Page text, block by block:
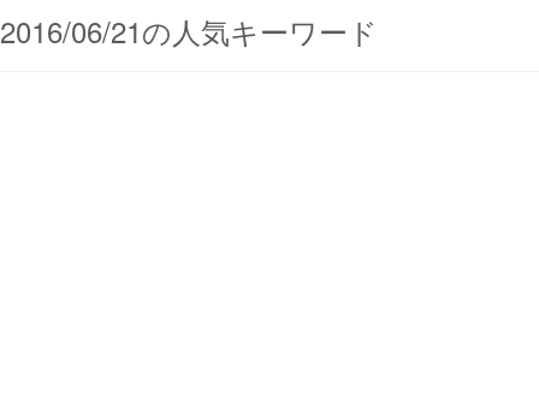
2016/06/21の人気キーワード